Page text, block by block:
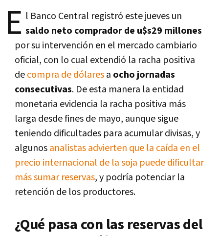
E l Banco Central registró este jueves un
saldo neto comprador de u$s29 millones
por su intervención en el mercado cambiario
oficial, con lo cual extendió la racha positiva
decompra de dólaresa ocho jornadas
consecutivas. De esta manera la entidad
monetaria evidencia la racha positiva más
larga desde fines de mayo, aunque sigue
teniendo dificultades para acumular divisas, y
algunosanalistas advierten que la caída en el
precio internacional de la soja puede dificultar
más sumar reservas, y podría potenciar la
retención de los productores.
¿Qué pasa con las reservas del